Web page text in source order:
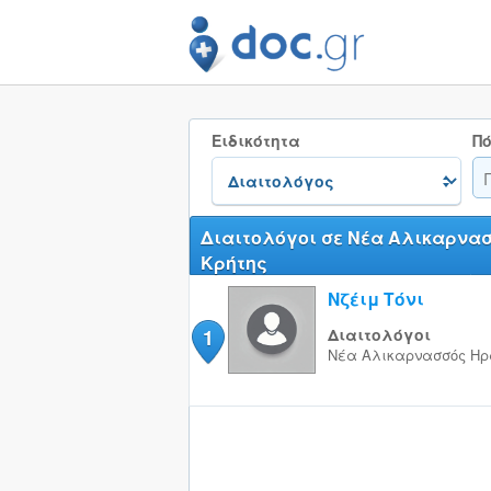
Ειδικότητα
Διαιτολόγοι σε Νέα
Κρήτης
1
Νζέιμ Τόνι
Διαιτολόγοι
Νέα Αλικαρνασσός